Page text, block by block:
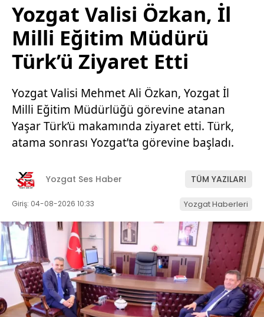
Yozgat Valisi Özkan, İl
Milli Eğitim Müdürü
Türk’ü Ziyaret Etti
Yozgat Valisi Mehmet Ali Özkan, Yozgat İl
Milli Eğitim Müdürlüğü görevine atanan
Yaşar Türk’ü makamında ziyaret etti. Türk,
atama sonrası Yozgat’ta görevine başladı.
Yozgat Ses Haber TÜM YAZILARI
Giriş: 04-08-2026 10:33 Yozgat Haberleri